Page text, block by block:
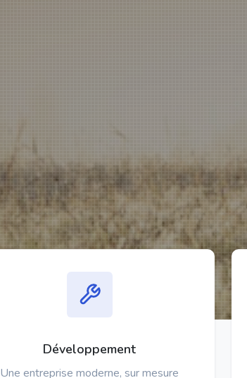
Développement
Une entreprise moderne, sur mesure